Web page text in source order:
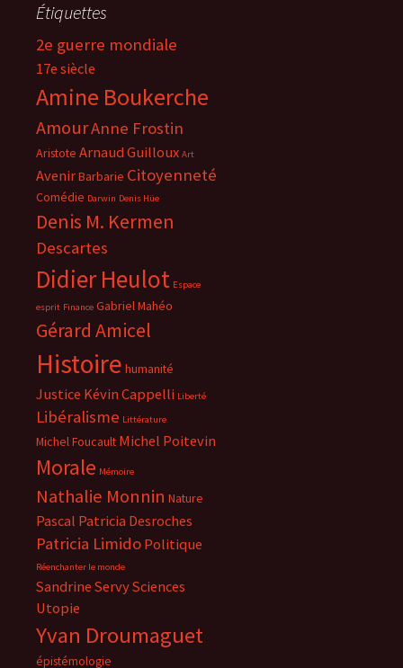
Étiquettes
2e guerre mondiale
17e siècle
Amine Boukerche
AmourAnne Frostin
Aristote Arnaud Guilloux Art
AvenirBarbarie Citoyenneté
Comédie Darwin Denis Hüe
Denis M. Kermen
Descartes
Didier Heulot Espace
esprit Finance Gabriel Mahéo
Gérard Amicel
Histoire humanité
Justice Kévin Cappelli Liberté
Libéralisme Littérature
Michel Foucault Michel Poitevin
Morale Mémoire
Nathalie Monnin Nature
Pascal Patricia Desroches
Patricia Limido Politique
Réenchanter le monde
Sandrine ServySciences
Utopie
Yvan Droumaguet
épistémologie